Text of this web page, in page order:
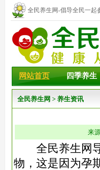
全民养生网-倡导全民一起
幸福！
网站首页 四季养生
全民养生网 > 养生资讯
来
全民养生网导
物，这是因为孕